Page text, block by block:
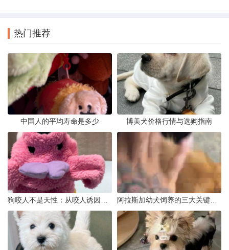
热门推荐
中国人的平均寿命是多少 博美犬价格行情与选购指南